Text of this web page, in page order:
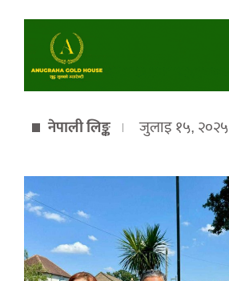
नेपाली लिङ्क जुलाइ १५, २०२५